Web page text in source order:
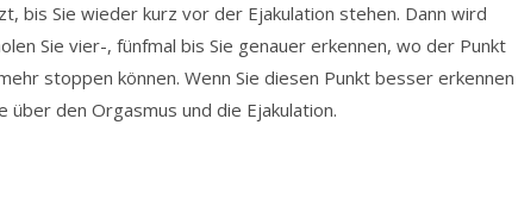
bis Sie wieder kurz vor der Ejakulation stehen. Dann wird
Sie vier-, fünfmal bis Sie genauer erkennen, wo der Punkt
stoppen können. Wenn Sie diesen Punkt besser erkennen
über den Orgasmus und die Ejakulation.